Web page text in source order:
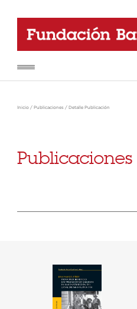
Inicio / Publicaciones / Detalle Publicación
Publicaciones